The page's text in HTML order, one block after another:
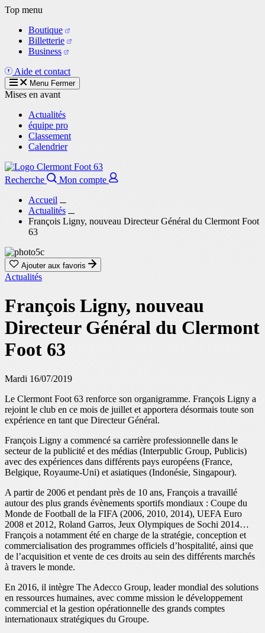
Aller
contenu
principal
Top menu
Boutique
Billetterie
Business
Aide et contact
Menu Fermer
Mises en avant
Actualités
équipe pro
Classement
Calendrier
Recherche
Mon compte
Accueil
Actualités
François Ligny, nouveau Directeur Général du Clermont Foot
63
Ajouter aux favoris
Actualités
François Ligny, nouveau
Directeur Général du Clermont
Foot 63
Mardi 16/07/2019
Le Clermont Foot 63 renforce son organigramme. François Ligny a
rejoint le club en ce mois de juillet et apportera désormais toute son
expérience en tant que Directeur Général.
François Ligny a commencé sa carrière professionnelle dans le
secteur de la publicité et des médias (Interpublic Group, Publicis)
avec des expériences dans différents pays européens (France,
Belgique, Royaume-Uni) et asiatiques (Indonésie, Singapour).
A partir de 2006 et pendant près de 10 ans, François a travaillé
autour des plus grands évènements sportifs mondiaux : Coupe du
Monde de Football de la FIFA (2006, 2010, 2014), UEFA Euro
2008 et 2012, Roland Garros, Jeux Olympiques de Sochi 2014…
François a notamment été en charge de la stratégie, conception et
commercialisation des programmes officiels d’hospitalité, ainsi que
de l’acquisition et vente de ces droits au sein des différents marchés
à travers le monde.
En 2016, il intègre The Adecco Group, leader mondial des solutions
en ressources humaines, avec comme mission le développement
commercial et la gestion opérationnelle des grands comptes
internationaux stratégiques du Groupe.